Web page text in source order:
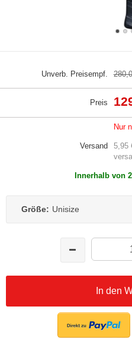
Unverb. Preisempf.
Preis
Nur
Versand
5,95
Innerhalb von
Größe: Unisize
In den